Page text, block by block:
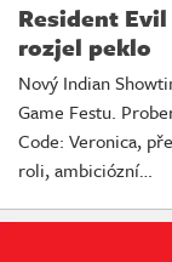
Resident
rozjel peklo
Nový Indian
Game Festu.
Code: Veronica,
roli, ambiciózní…